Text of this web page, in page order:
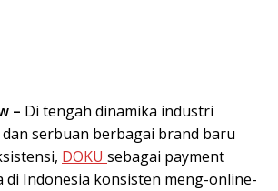
– Di tengah dinamika industri
serbuan berbagai brand baru
DOKU sebagai payment
di Indonesia konsisten meng-online-